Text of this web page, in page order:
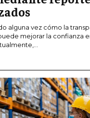
alguna vez cómo la
mejorar la confianza